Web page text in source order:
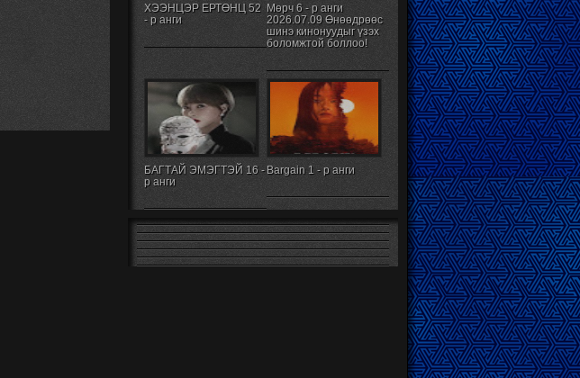
ХЭЭНЦЭР ЕРТӨНЦ 52
- р анги
Мөрч 6 - р анги
2026.07.09 Өнөөдрөөс
шинэ кинонуудыг үзэх
боломжтой боллоо!
БАГТАЙ ЭМЭГТЭЙ 16 -
р анги
Bargain 1 - р анги